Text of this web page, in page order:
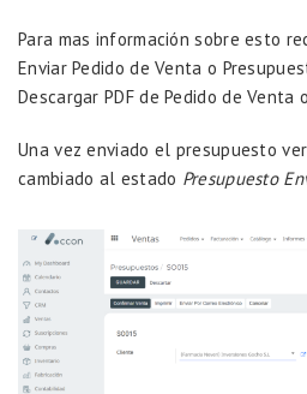
Para mas información sobre esto
Enviar Pedido de Venta o
Descargar PDF de Pedido de Venta
Una vez enviado el presupuesto
cambiado al estado Presupuesto